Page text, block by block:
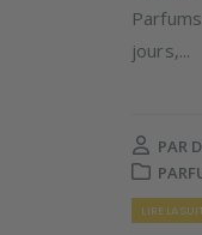
jours,...
PAR
LIRE LA